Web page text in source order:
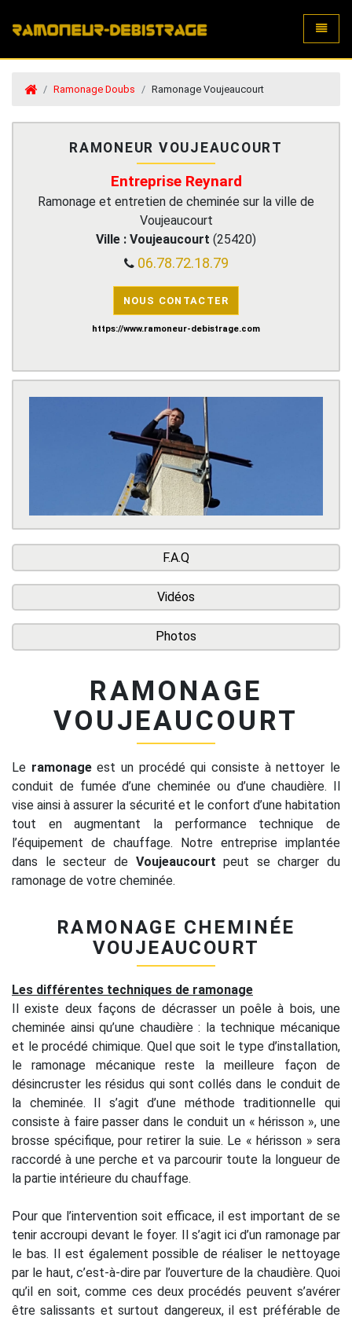
Ramonage Doubs Ramonage Voujeaucourt
RAMONEUR VOUJEAUCOURT
Entreprise Reynard
Ramonage et entretien de cheminée sur la ville de
Voujeaucourt
Ville : Voujeaucourt (25420)
06.78.72.18.79
NOUS CONTACTER
https://www.ramoneur-debistrage.com
F.A.Q
Vidéos
Photos
RAMONAGE
VOUJEAUCOURT
Le ramonageest un procédé qui consiste à nettoyer le
conduit de fumée d’une cheminée ou d’une chaudière. Il
vise ainsi à assurer la sécurité et le confort d’une habitation
tout en augmentant la performance technique de
l’équipement de chauffage. Notre entreprise implantée
dans le secteur de Voujeaucourt peut se charger du
ramonage de votre cheminée.
RAMONAGE CHEMINÉE
VOUJEAUCOURT
Les différentes techniques de ramonage
Il existe deux façons de décrasser un poêle à bois, une
cheminée ainsi qu’une chaudière : la technique mécanique
et le procédé chimique. Quel que soit le type d’installation,
le ramonage mécanique reste la meilleure façon de
désincruster les résidus qui sont collés dans le conduit de
la cheminée. Il s’agit d’une méthode traditionnelle qui
consiste à faire passer dans le conduit un « hérisson », une
brosse spécifique, pour retirer la suie. Le « hérisson » sera
raccordé à une perche et va parcourir toute la longueur de
la partie intérieure du chauffage.
Pour que l’intervention soit efficace, il est important de se
tenir accroupi devant le foyer. Il s’agit ici d’un ramonage par
le bas. Il est également possible de réaliser le nettoyage
par le haut, c’est-à-dire par l’ouverture de la chaudière. Quoi
qu’il en soit, comme ces deux procédés peuvent s’avérer
être salissants et surtout dangereux, il est préférable de